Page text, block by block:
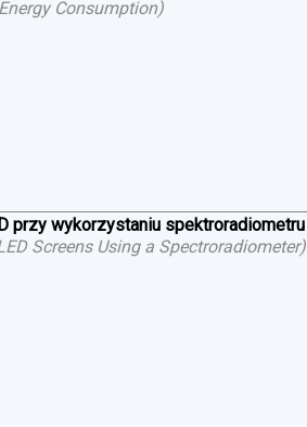
Consumption)
przy wykorzystaniu spektroradiometru
Screens Using a Spectroradiometer)